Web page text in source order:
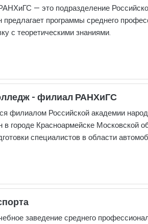
— это подразделение
программы среднего
с теоретическими знаниями.
- филиал РАНХиГС
филиалом Российской академии
городе Красноармейске Московской
специалистов в области
заведение среднего